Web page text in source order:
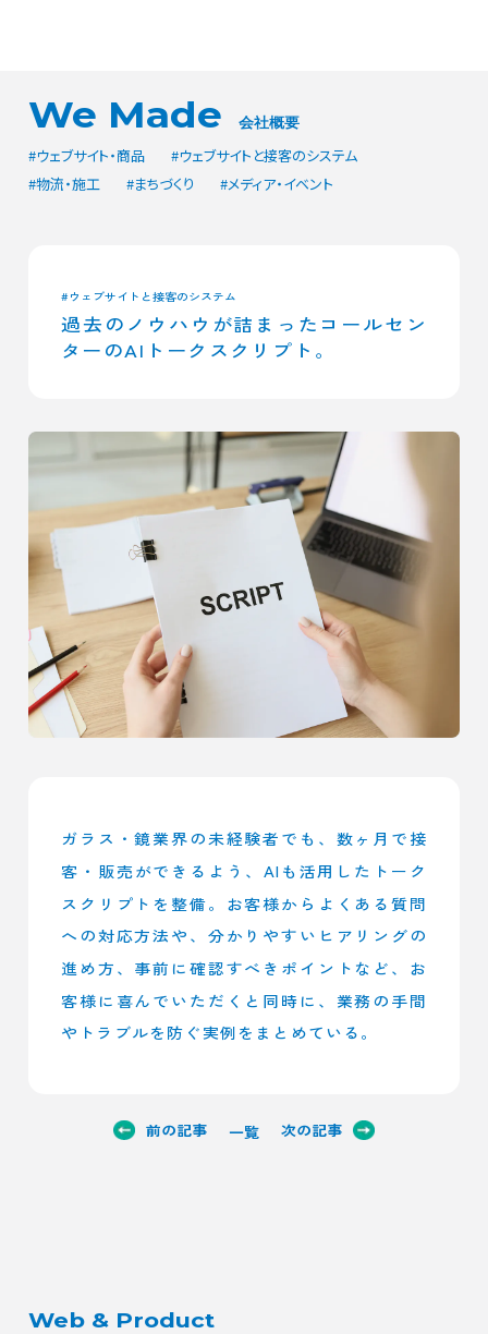
We Made 会社概要
#ウェブサイト・商品
#ウェブサイトと接客のシステム
#物流・施工
#まちづくり #メディア・イベント
#ウェブサイトと接客のシステム
過去のノウハウが詰まったコールセン
ターのAIトークスクリプト。
ガラス・鏡業界の未経験者でも、数ヶ月で接
客・販売ができるよう、AIも活用したトーク
スクリプトを整備。お客様からよくある質問
への対応方法や、分かりやすいヒアリングの
進め方、事前に確認すべきポイントなど、お
客様に喜んでいただくと同時に、業務の手間
やトラブルを防ぐ実例をまとめている。
前の記事 一覧 次の記事
Web & Product